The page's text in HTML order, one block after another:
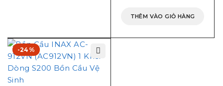
THÊM VÀO GIỎ HÀNG
-24%